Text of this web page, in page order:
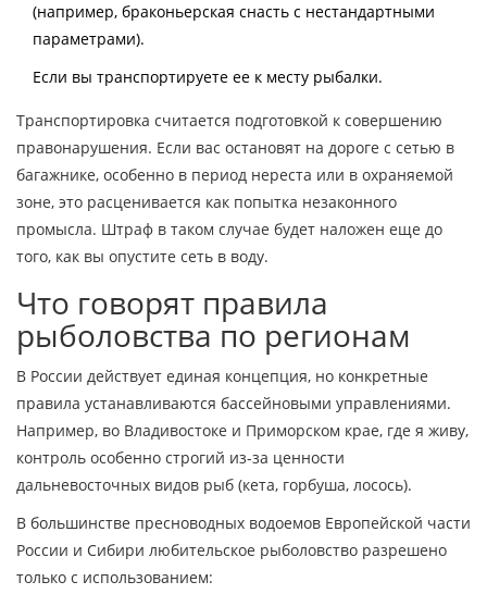
(например, браконьерская снасть с нестандартными
параметрами).
Если вы транспортируете ее к месту рыбалки.
Транспортировка считается подготовкой к совершению
правонарушения. Если вас остановят на дороге с сетью в
багажнике, особенно в период нереста или в охраняемой
зоне, это расценивается как попытка незаконного
промысла. Штраф в таком случае будет наложен еще до
того, как вы опустите сеть в воду.
Что говорят правила
рыболовства по регионам
В России действует единая концепция, но конкретные
правила устанавливаются бассейновыми управлениями.
Например, во Владивостоке и Приморском крае, где я живу,
контроль особенно строгий из-за ценности
дальневосточных видов рыб (кета, горбуша, лосось).
В большинстве пресноводных водоемов Европейской части
России и Сибири любительское рыболовство разрешено
только с использованием: